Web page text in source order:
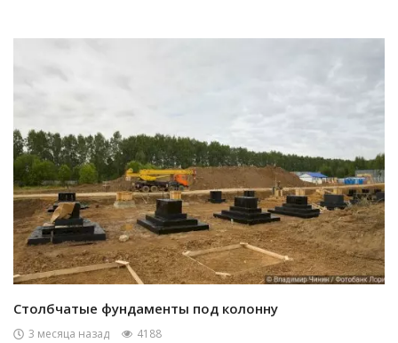
Столбчатые фундаменты под колонну
3 месяца назад
4188